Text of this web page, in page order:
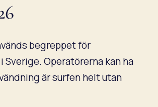
begreppet för
Operatörerna kan ha
är surfen helt utan